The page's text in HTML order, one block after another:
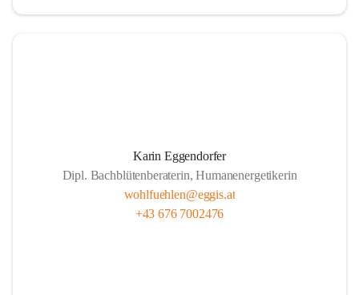
Karin Eggendorfer
Dipl. Bachblütenberaterin, Humanenergetikerin
wohlfuehlen@eggis.at
+43 676 7002476